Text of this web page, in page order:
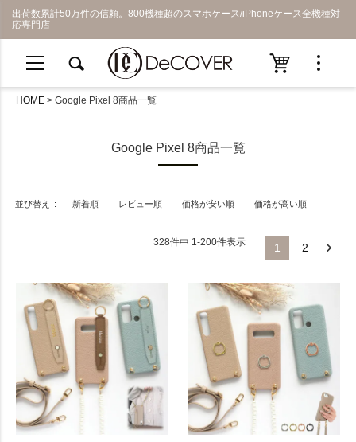
出荷数累計50万件の信頼。800機種超のスマホケース/iPhoneケース全機種対
応専門店
HOME Google Pixel 8商品一覧
Google Pixel 8商品一覧
並び替え 新着順 レビュー順 価格が安い順 価格が高い順
328件中 1 -200件表示 1 2